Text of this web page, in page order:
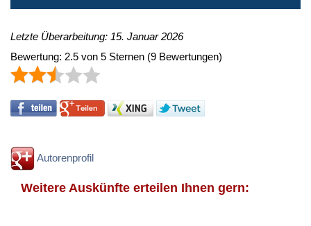
Letzte Überarbeitung: 15. Januar 2026
Bewertung: 2.5 von 5 Sternen (9 Bewertungen)
Autorenprofil
Weitere Auskünfte erteilen Ihnen gern: